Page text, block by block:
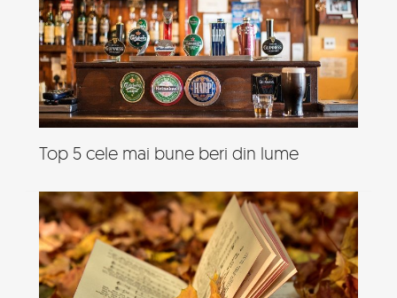
Top 5 cele mai bune beri din lume